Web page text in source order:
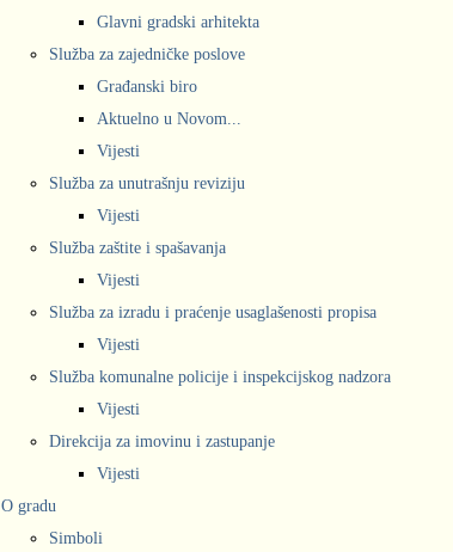
Glavni gradski arhitekta
Služba za zajedničke poslove
Građanski biro
Aktuelno u Novom...
Vijesti
Služba za unutrašnju reviziju
Vijesti
Služba zaštite i spašavanja
Vijesti
Služba za izradu i praćenje usaglašenosti propisa
Vijesti
Služba komunalne policije i inspekcijskog nadzora
Vijesti
Direkcija za imovinu i zastupanje
Vijesti
O gradu
Simboli